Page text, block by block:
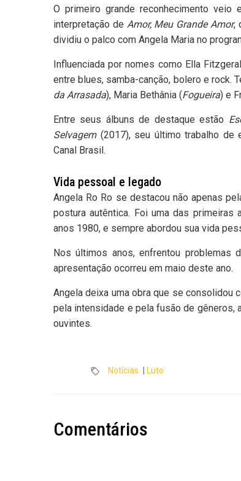
O primeiro grande reconhecimento
interpretação de Amor, Meu Grande Amor,
dividiu o palco com Angela Maria no
Influenciada por nomes como Ella
entre blues, samba-canção, bolero e rock.
da Arrasada), Maria Bethânia (Fogueira) e
Entre seus álbuns de destaque estão
Selvagem(2017), seu último trabalho de
Canal Brasil.
Vida pessoal e legado
Angela Ro Ro se destacou não apenas
postura autêntica. Foi uma das
anos 1980, e sempre abordou sua vida
Nos últimos anos, enfrentou
apresentação ocorreu em maio deste ano.
Angela deixa uma obra que se consolidou
pela intensidade e pela fusão de gêneros,
ouvintes.
Notícias Luto
Comentários